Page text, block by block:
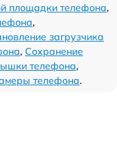
площадки телефона,
,
загрузчика
, Сохранение
телефона,
телефона.